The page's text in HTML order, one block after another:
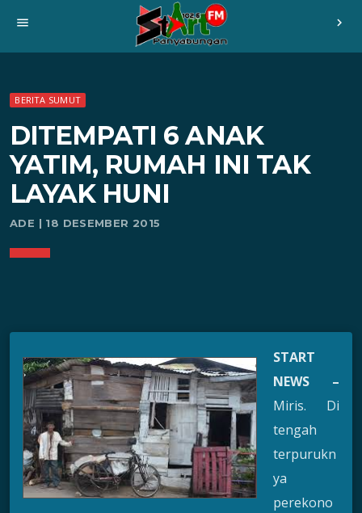
menu chevron_right
BERITA SUMUT
DITEMPATI 6 ANAK
YATIM, RUMAH INI TAK
LAYAK HUNI
ADE | 18 DESEMBER 2015
START
NEWS –
Miris. Di
tengah
terpurukn
ya
perekono